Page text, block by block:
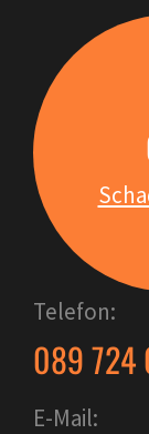
Telefon:
089 724
E-Mail: